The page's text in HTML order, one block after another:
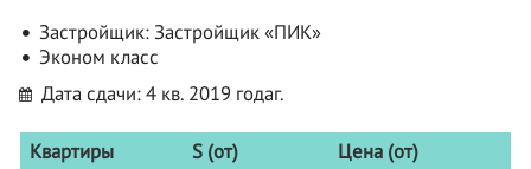
Застройщик:Застройщик «ПИК»
Эконом класс
Дата сдачи: 4 кв. 2019 годаг.
Квартиры S (от)
Цена (от)